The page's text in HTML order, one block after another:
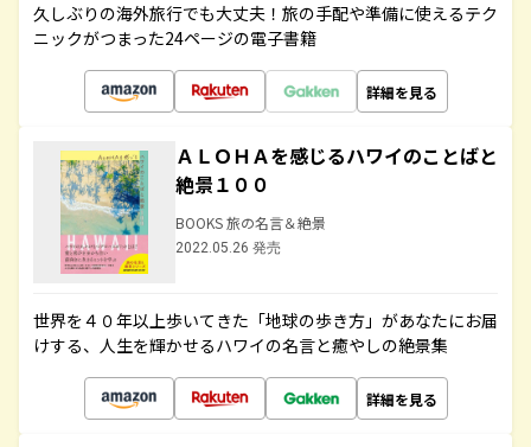
久しぶりの海外旅行でも大丈夫！旅の手配や準備に使えるテク
ニックがつまった24ページの電子書籍
詳細を見る
ＡＬＯＨＡを感じるハワイのことばと
絶景１００
BOOKS 旅の名言＆絶景
2022.05.26 発売
世界を４０年以上歩いてきた「地球の歩き方」があなたにお届
けする、人生を輝かせるハワイの名言と癒やしの絶景集
詳細を見る